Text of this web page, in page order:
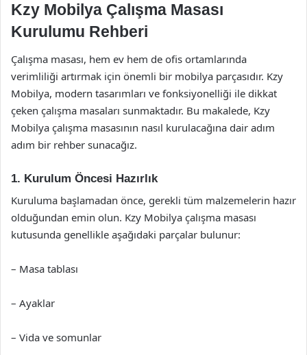
Kzy Mobilya Çalışma Masası
Kurulumu Rehberi
Çalışma masası, hem ev hem de ofis ortamlarında
verimliliği artırmak için önemli bir mobilya parçasıdır. Kzy
Mobilya, modern tasarımları ve fonksiyonelliği ile dikkat
çeken çalışma masaları sunmaktadır. Bu makalede, Kzy
Mobilya çalışma masasının nasıl kurulacağına dair adım
adım bir rehber sunacağız.
1. Kurulum Öncesi Hazırlık
Kuruluma başlamadan önce, gerekli tüm malzemelerin hazır
olduğundan emin olun. Kzy Mobilya çalışma masası
kutusunda genellikle aşağıdaki parçalar bulunur:
– Masa tablası
– Ayaklar
– Vida ve somunlar